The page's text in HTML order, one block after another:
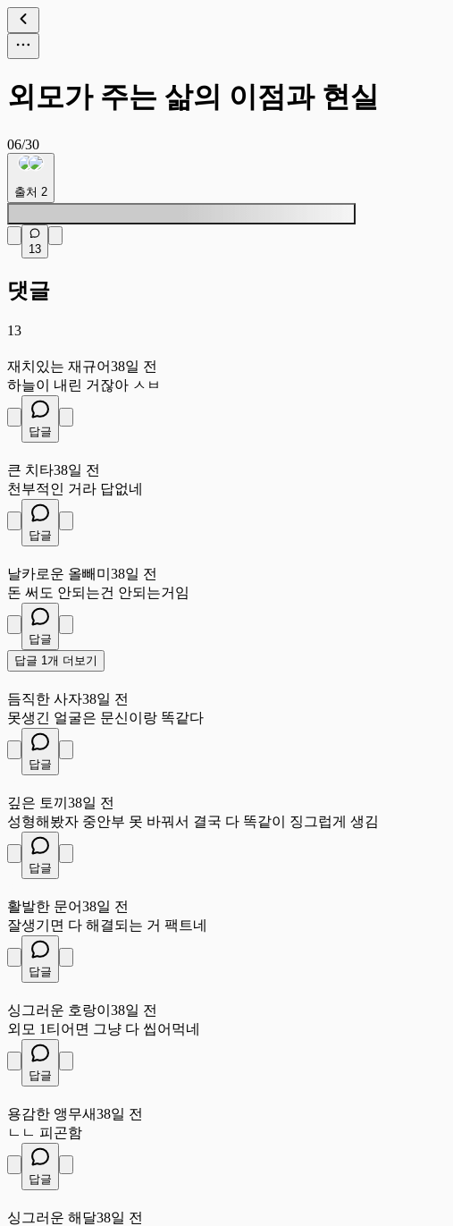
외모가 주는 삶의 이점과 현실
06/30
출처 2
13
댓글
13
재치있는 재규어38일 전
하늘이 내린 거잖아 ㅅㅂ
답글
큰 치타38일 전
천부적인 거라 답없네
답글
날카로운 올빼미 38일 전
돈 써도 안되는건 안되는거임
답글
답글 1개 더보기
듬직한 사자38일 전
못생긴 얼굴은 문신이랑 똑같다
답글
깊은 토끼 38일 전
성형해봤자 중안부 못 바꿔서 결국 다 똑같이 징그럽게 생김
답글
활발한 문어38일 전
잘생기면 다 해결되는 거 팩트네
답글
싱그러운 호랑이 38일 전
외모 1티어면 그냥 다 씹어먹네
답글
용감한 앵무새38일 전
ㄴㄴ 피곤함
답글
싱그러운 해달38일 전